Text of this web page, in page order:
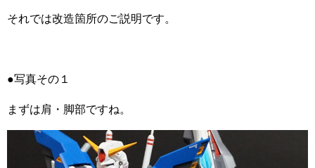
それでは改造箇所のご説明です。
●写真その１
まずは肩・脚部ですね。